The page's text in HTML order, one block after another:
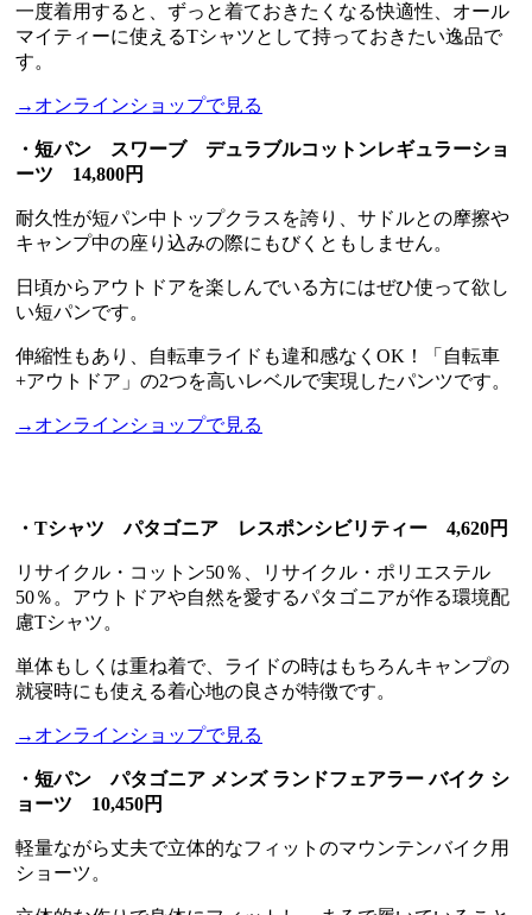
一度着用すると、ずっと着ておきたくなる快適性、オール
マイティーに使えるTシャツとして持っておきたい逸品で
す。
→オンラインショップで見る
・短パン スワーブ デュラブルコットンレギュラーショ
ーツ 14,800円
耐久性が短パン中トップクラスを誇り、サドルとの摩擦や
キャンプ中の座り込みの際にもびくともしません。
日頃からアウトドアを楽しんでいる方にはぜひ使って欲し
い短パンです。
伸縮性もあり、自転車ライドも違和感なくOK！「自転車
+アウトドア」の2つを高いレベルで実現したパンツです。
→オンラインショップで見る
・Tシャツ パタゴニア レスポンシビリティー 4,620円
リサイクル・コットン50％、リサイクル・ポリエステル
50％。アウトドアや自然を愛するパタゴニアが作る環境配
慮Tシャツ。
単体もしくは重ね着で、ライドの時はもちろんキャンプの
就寝時にも使える着心地の良さが特徴です。
→オンラインショップで見る
・短パン パタゴニア メンズ ランドフェアラー バイク シ
ョーツ 10,450円
軽量ながら丈夫で立体的なフィットのマウンテンバイク用
ショーツ。